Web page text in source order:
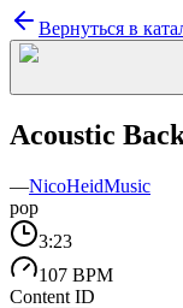
Вернуться в
Acoustic
—NicoHeidMusic
pop
3:23
107 BPM
Content ID